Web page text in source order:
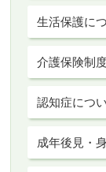
生活保護に
介護保険制
認知症につ
成年後見・